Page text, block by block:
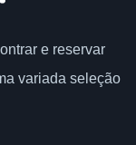
e reservar
variada seleção